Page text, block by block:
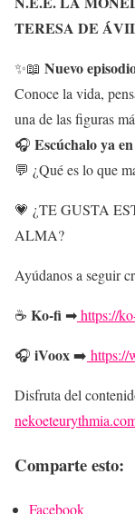
TERESA DE
✨📖 Nuevo
Conoce la vida,
una de las figuras
🎧 Escúchalo ya
💬 ¿Qué es lo que
💗 ¿TE GUSTA
ALMA?
Ayúdanos a seguir
☕ Ko-fi ➡https://
🎧 iVoox➡️ https://
Disfruta del
Comparte esto:
Facebook